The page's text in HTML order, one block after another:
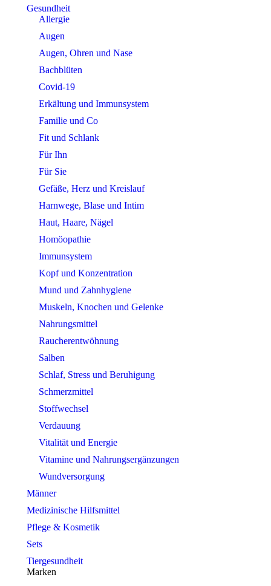
Gesundheit
Allergie
Augen
Augen, Ohren und Nase
Bachblüten
Covid-19
Erkältung und Immunsystem
Familie und Co
Fit und Schlank
Für Ihn
Für Sie
Gefäße, Herz und Kreislauf
Harnwege, Blase und Intim
Haut, Haare, Nägel
Homöopathie
Immunsystem
Kopf und Konzentration
Mund und Zahnhygiene
Muskeln, Knochen und Gelenke
Nahrungsmittel
Raucherentwöhnung
Salben
Schlaf, Stress und Beruhigung
Schmerzmittel
Stoffwechsel
Verdauung
Vitalität und Energie
Vitamine und Nahrungsergänzungen
Wundversorgung
Männer
Medizinische Hilfsmittel
Pflege & Kosmetik
Sets
Tiergesundheit
Marken